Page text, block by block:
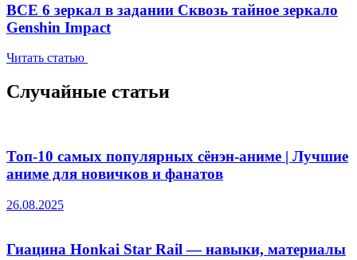
ВСЕ 6 зеркал в задании Сквозь тайное зеркало
Genshin Impact
Читать статью
Случайные статьи
Топ-10 самых популярных сёнэн-аниме | Лучшие
аниме для новичков и фанатов
26.08.2025
Гиацина Honkai Star Rail — навыки, материалы